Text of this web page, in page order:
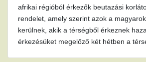
afrikai régióból érkezők beutazási
rendelet, amely szerint azok a
kerülnek, akik a térségből érkeznek
érkezésüket megelőző két hétben a